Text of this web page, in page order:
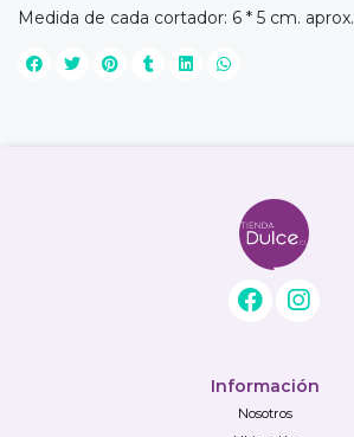
Medida de cada cortador: 6 * 5 cm. aprox.
Información
Nosotros